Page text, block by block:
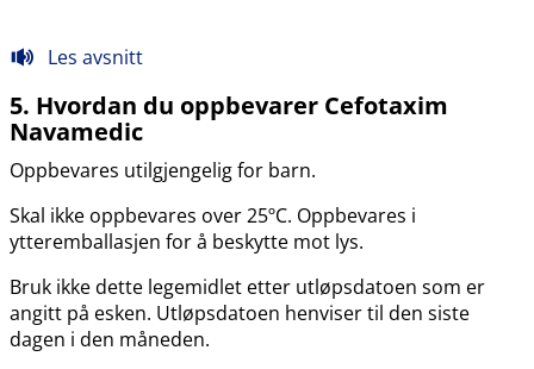
Les avsnitt
5. Hvordan du oppbevarer Cefotaxim
Navamedic
Oppbevares utilgjengelig for barn.
Skal ikke oppbevares over 25ºC. Oppbevares i
ytteremballasjen for å beskytte mot lys.
Bruk ikke dette legemidlet etter utløpsdatoen som er
angitt på esken. Utløpsdatoen henviser til den siste
dagen i den måneden.